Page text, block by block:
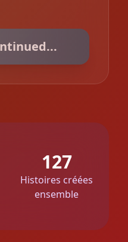
127
Histoires créées
ensemble